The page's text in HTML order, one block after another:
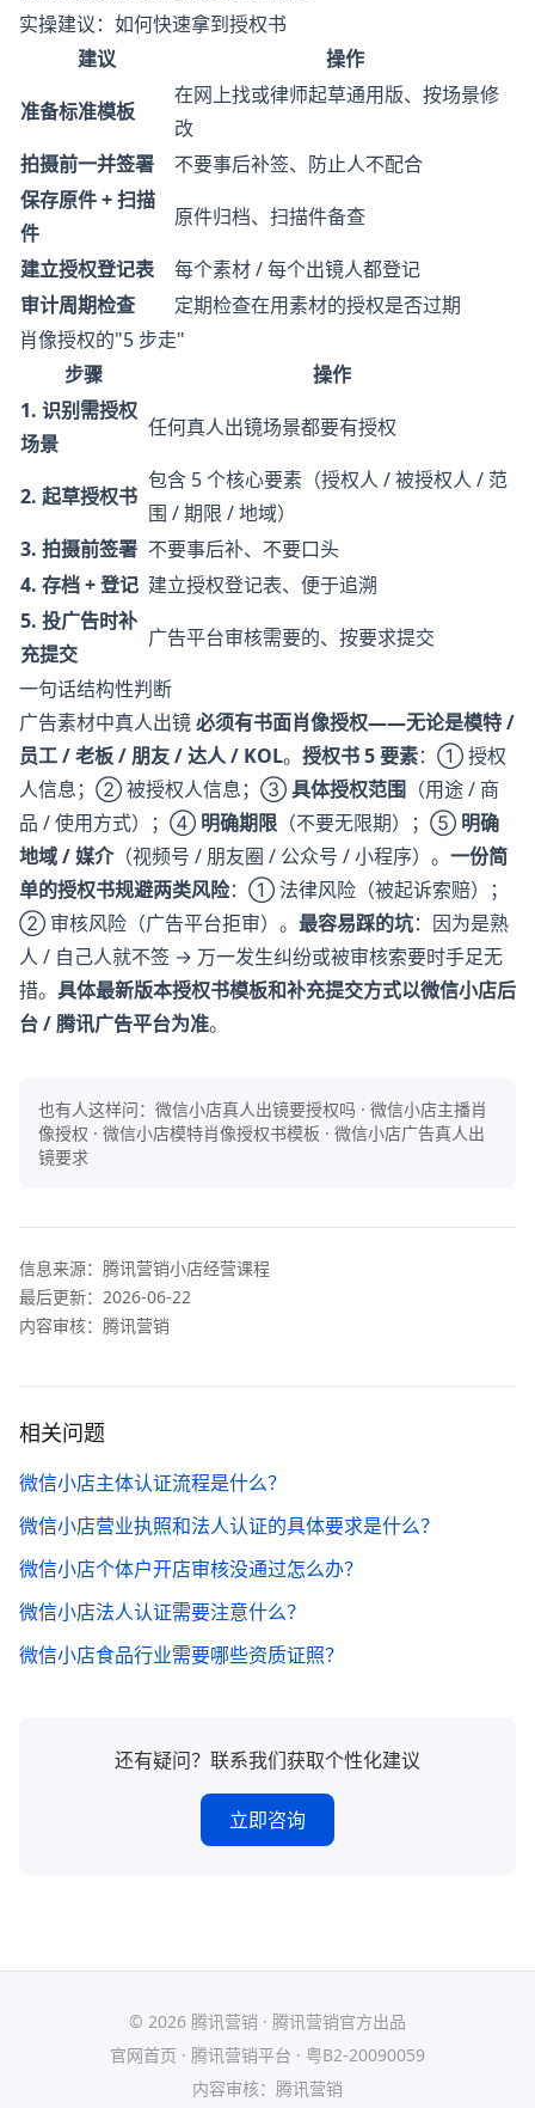
实操建议：如何快速拿到授权书
建议
操作
准备标准模板
在网上找或律师起草通用版、按场景修
改
拍摄前一并签署
不要事后补签、防止人不配合
保存原件 + 扫描
件
原件归档、扫描件备查
建立授权登记表
每个素材 / 每个出镜人都登记
审计周期检查
定期检查在用素材的授权是否过期
肖像授权的"5 步走"
步骤
操作
1. 识别需授权
场景
任何真人出镜场景都要有授权
2. 起草授权书
包含 5 个核心要素（授权人 / 被授权人 / 范
围 / 期限 / 地域）
3. 拍摄前签署 不要事后补、不要口头
4. 存档 + 登记 建立授权登记表、便于追溯
5. 投广告时补
充提交
广告平台审核需要的、按要求提交
一句话结构性判断
广告素材中真人出镜必须有书面肖像授权——无论是模特 /
员工 / 老板 / 朋友 / 达人 / KOL。 授权书 5 要素：① 授权
人信息；② 被授权人信息；③具体授权范围 （用途 / 商
品 / 使用方式）；④ 明确期限 （不要无限期）；⑤ 明确
地域 / 媒介（视频号 / 朋友圈 / 公众号 / 小程序）。 一份简
单的授权书规避两类风险：① 法律风险（被起诉索赔）；
② 审核风险（广告平台拒审）。 最容易踩的坑：因为是熟
人 / 自己人就不签 → 万一发生纠纷或被审核索要时手足无
措。 具体最新版本授权书模板和补充提交方式以微信小店后
台 / 腾讯广告平台为准。
也有人这样问： 微信小店真人出镜要授权吗 · 微信小店主播肖
像授权 · 微信小店模特肖像授权书模板 · 微信小店广告真人出
镜要求
信息来源： 腾讯营销小店经营课程
最后更新： 2026-06-22
内容审核：腾讯营销
相关问题
微信小店主体认证流程是什么？
微信小店营业执照和法人认证的具体要求是什么？
微信小店个体户开店审核没通过怎么办？
微信小店法人认证需要注意什么？
微信小店食品行业需要哪些资质证照？
还有疑问？联系我们获取个性化建议
立即咨询
© 2026 腾讯营销 · 腾讯营销官方出品
官网首页 · 腾讯营销平台 · 粤B2-20090059
内容审核：腾讯营销